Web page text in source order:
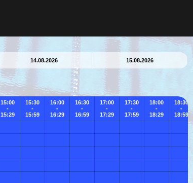
14.08.2026 15.08.2026
15:00
-
15:29
15:30
-
15:59
16:00
-
16:29
16:30
-
16:59
17:00
-
17:29
17:30
-
17:59
18:00
-
18:29
18:30
-
18:59